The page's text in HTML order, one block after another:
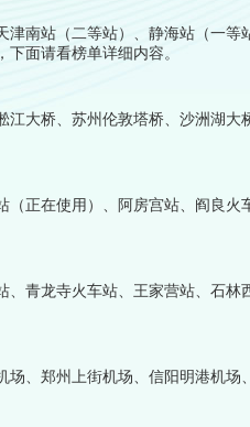
南站（二等站）、静海站（一等
面请看榜单详细内容。
大桥、苏州伦敦塔桥、沙洲湖大
正在使用）、阿房宫站、阎良火
青龙寺火车站、王家营站、石林
、郑州上街机场、信阳明港机场